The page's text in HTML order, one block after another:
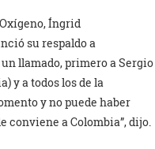
Íngrid
su respaldo a
llamado, primero a Sergio
y a todos los de la
y no puede haber
conviene a Colombia”, dijo.